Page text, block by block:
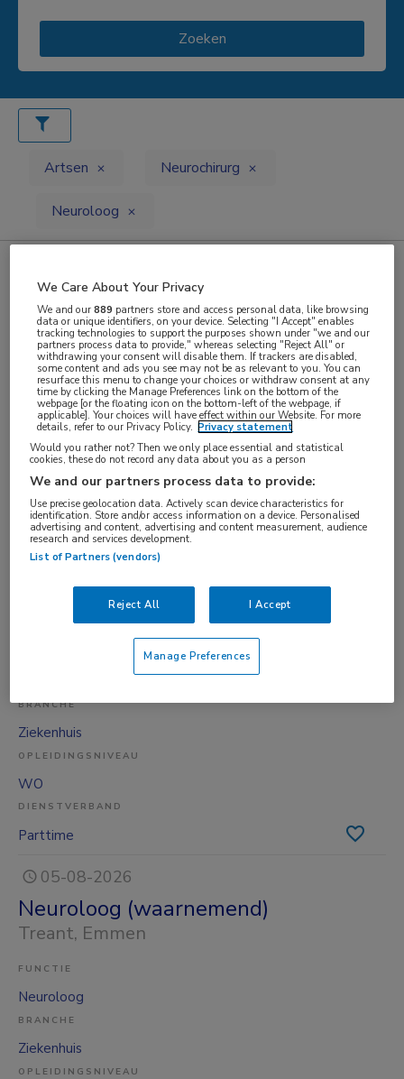
Zoeken
Artsen Neurochirurg
Neuroloog
Zoekresultaat gevonden vacatures
Op dit moment zijn er binnen MedNet 12
vacatures die aan uw zoekactie voldoen. Deze
resultaten alsJobAlert ontvangen.
JobAlert instellen
We hebben12vacatures voor je gevonden
Vandaag
Neuroloog |
wervelkolomproblematiek
, Tilburg
BRANCHE
Ziekenhuis
OPLEIDINGSNIVEAU
WO
DIENSTVERBAND
Parttime
05-08-2026
Neuroloog (waarnemend)
Treant, Emmen
FUNCTIE
Neuroloog
BRANCHE
Ziekenhuis
OPLEIDINGSNIVEAU
We Care About Your Privacy
We and our889 partners store and access personal data, like browsing
data or unique identifiers, on your device. Selecting "I Accept" enables
tracking technologies to support the purposes shown under "we and our
partners process data to provide," whereas selecting "Reject All" or
withdrawing your consent will disable them. If trackers are disabled,
some content and ads you see may not be as relevant to you. You can
resurface this menu to change your choices or withdraw consent at any
time by clicking the Manage Preferences link on the bottom of the
webpage [or the floating icon on the bottom-left of the webpage, if
applicable]. Your choices will have effect within our Website. For more
details, refer to our Privacy Policy. Privacy statement
Would you rather not? Then we only place essential and statistical
cookies, these do not record any data about you as a person
We and our partners process data to provide:
Use precise geolocation data. Actively scan device characteristics for
identification. Store and/or access information on a device. Personalised
advertising and content, advertising and content measurement, audience
research and services development.
List of Partners (vendors)
Reject All I Accept
Manage Preferences